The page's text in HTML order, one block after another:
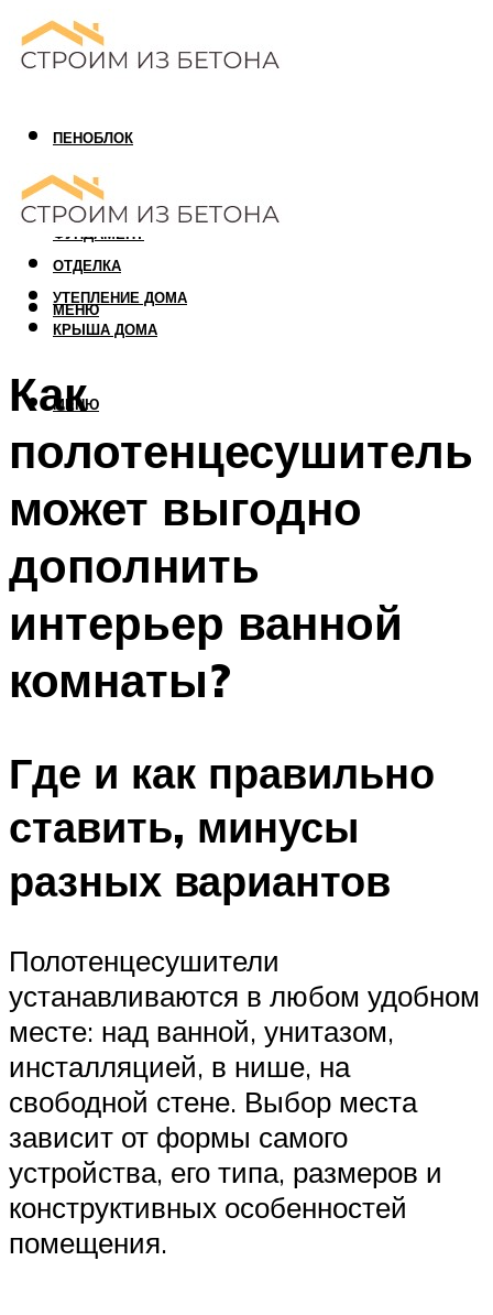
ПЕНОБЛОК
ГАЗОБЛОК
АРБОЛИТОВЫЙ БЛОК
ФУНДАМЕНТ
ОТДЕЛКА
УТЕПЛЕНИЕ ДОМА
КРЫША ДОМА
МЕНЮ
МЕНЮ
Как
полотенцесушитель
может выгодно
дополнить
интерьер ванной
комнаты?
Где и как правильно
ставить, минусы
разных вариантов
Полотенцесушители
устанавливаются в любом удобном
месте: над ванной, унитазом,
инсталляцией, в нише, на
свободной стене. Выбор места
зависит от формы самого
устройства, его типа, размеров и
конструктивных особенностей
помещения.